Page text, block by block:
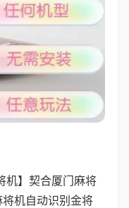
机】契合厦门麻将
机自动识别金将